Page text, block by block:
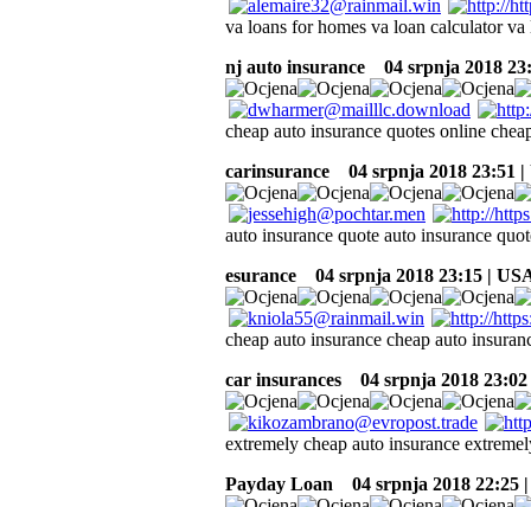
va loans for homes va loan calculator
nj auto insurance
04 srpnja 2018
cheap auto insurance quotes online
carinsurance
04 srpnja 2018 23:51 |
auto insurance quote auto insurance
esurance
04 srpnja 2018 23:15 |
cheap auto insurance cheap auto
car insurances
04 srpnja 2018
extremely cheap auto insurance
Payday Loan
04 srpnja 2018 22:25